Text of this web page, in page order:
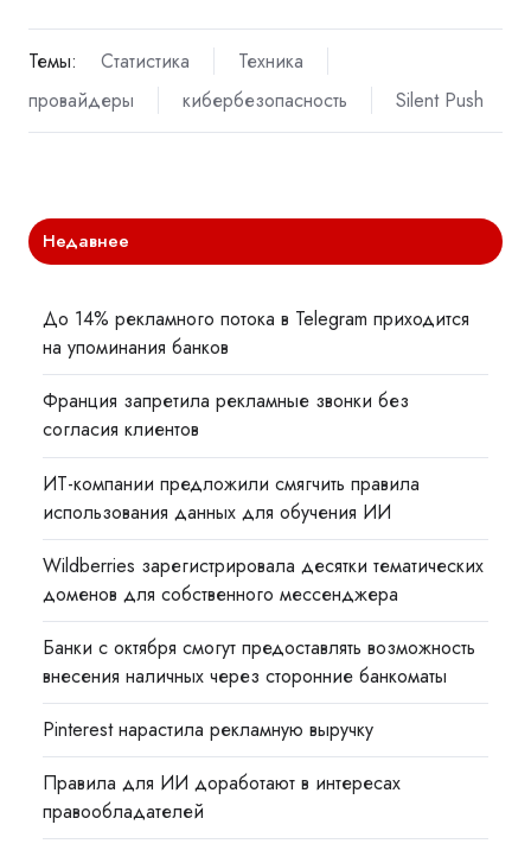
Темы: Статистика
Техника
провайдеры
кибербезопасность Silent Push
Недавнее
До 14% рекламного потока в Telegram приходится
на упоминания банков
Франция запретила рекламные звонки без
согласия клиентов
ИТ-компании предложили смягчить правила
использования данных для обучения ИИ
Wildberries зарегистрировала десятки тематических
доменов для собственного мессенджера
Банки с октября смогут предоставлять возможность
внесения наличных через сторонние банкоматы
Pinterest нарастила рекламную выручку
Правила для ИИ доработают в интересах
правообладателей